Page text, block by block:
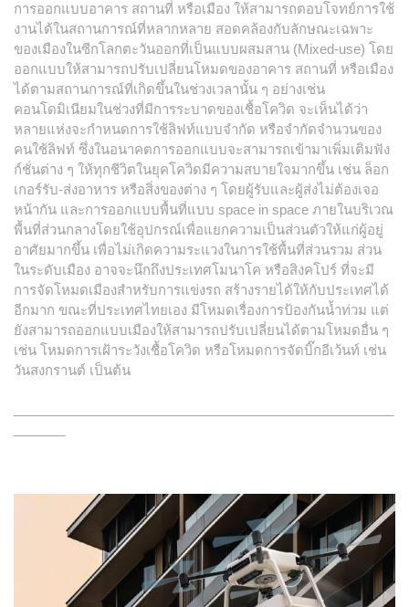
การออกแบบอาคาร สถานที่ หรือเมือง ให้สามารถตอบโจทย์การใช้
งานได้ในสถานการณ์ที่หลากหลาย สอดคล้องกับลักษณะเฉพาะ
ของเมืองในซีกโลกตะวันออกที่เป็นแบบผสมสาน (Mixed-use) โดย
ออกแบบให้สามารถปรับเปลี่ยนโหมดของอาคาร สถานที่ หรือเมือง
ได้ตามสถานการณ์ที่เกิดขึ้นในช่วงเวลานั้น ๆ อย่างเช่น
คอนโดมิเนียมในช่วงที่มีการระบาดของเชื้อโควิด จะเห็นได้ว่า
หลายแห่งจะกำหนดการใช้ลิฟท์แบบจำกัด หรือจำกัดจำนวนของ
คนใช้ลิฟท์ ซึ่งในอนาคตการออกแบบจะสามารถเข้ามาเพิ่มเติมฟัง
ก์ชั่นต่าง ๆ ให้ทุกชีวิตในยุคโควิดมีความสบายใจมากขึ้น เช่น ล็อก
เกอร์รับ-ส่งอาหาร หรือสิ่งของต่าง ๆ โดยผู้รับและผู้ส่งไม่ต้องเจอ
หน้ากัน และการออกแบบพื้นที่แบบ space in space ภายในบริเวณ
พื้นที่ส่วนกลางโดยใช้อุปกรณ์เพื่อแยกความเป็นส่วนตัวให้แก่ผู้อยู่
อาศัยมากขึ้น เพื่อไม่เกิดความระแวงในการใช้พื้นที่ส่วนรวม ส่วน
ในระดับเมือง อาจจะนึกถึงประเทศโมนาโค หรือสิงคโปร์ ที่จะมี
การจัดโหมดเมืองสำหรับการแข่งรถ สร้างรายได้ให้กับประเทศได้
อีกมาก ขณะที่ประเทศไทยเอง มีโหมดเรื่องการป้องกันน้ำท่วม แต่
ยังสามารถออกแบบเมืองให้สามารถปรับเปลี่ยนได้ตามโหมดอื่น ๆ
เช่น โหมดการเฝ้าระวังเชื้อโควิด หรือโหมดการจัดบิ๊กอีเว้นท์ เช่น
วันสงกรานต์ เป็นต้น